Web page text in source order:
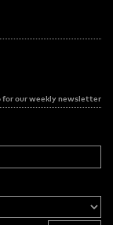
for our weekly newsletter